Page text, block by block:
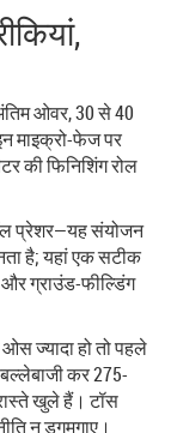
ओवर, 30 से 40
माइक्रो-फेज पर
की फिनिशिंग रोल
प्रेशर—यह संयोजन
है; यहां एक सटीक
ग्राउंड-फील्डिंग
ज्यादा हो तो पहले
कर 275-
खुले हैं। टॉस
न डगमगाए।